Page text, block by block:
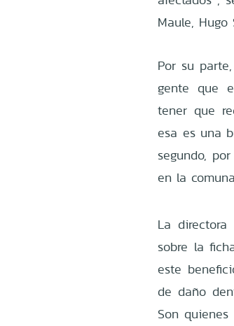
Maule, Hugo
Por su
gente que
tener que
esa es una
segundo,
en la
La directora
sobre la
este
de daño
Son